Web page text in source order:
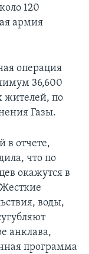
120
армия
операция
36,600
жителей, по
Газы.
в отчете,
что по
окажутся в
воды,
анклава,
программа